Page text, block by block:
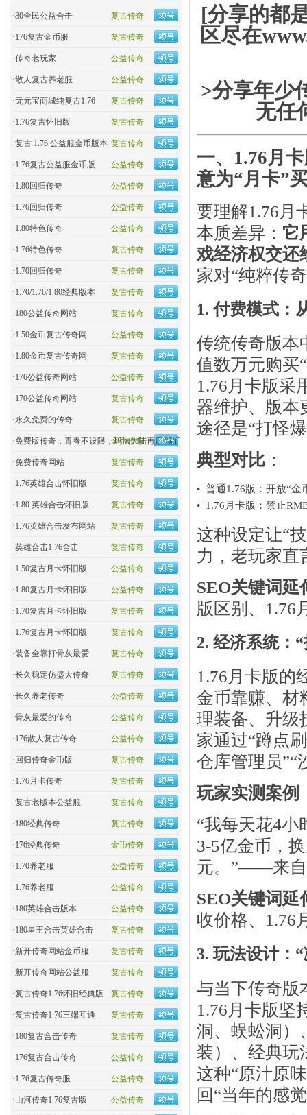
复古传奇
·80全民公益合击
复古传奇
·176复古金币服
公益传奇
·传奇老玩家
公益传奇
·散人复古养老服
复古传奇
·无元宝商城纯复古1.76
复古传奇
·1.76复古怀旧版
复古传奇
·复古 1.76 公益服金币版本
公益传奇
·1.76复古公益服金币版
公益传奇
·1.80回归传奇
公益传奇
·1.76回归传奇
公益传奇
·1.80特色传奇
复古传奇
·1.76特色传奇
复古传奇
·1.70回归传奇
复古传奇
·1.70/1.76/1.80经典版本
复古传奇
·180公益传奇网站
公益传奇
·1.50金币复古传奇网
复古传奇
·1.80金币复古传奇网
公益传奇
·176公益传奇网站
复古传奇
·170公益传奇网站
复古传奇
·永久免费的传奇
金币传奇
·免费版传奇：青春不设限，玛法大陆再启“零门槛”热血
复古传奇
·免费传奇网站
复古传奇
·1.76英雄合击怀旧版
复古传奇
·1.80 英雄合击怀旧版
复古传奇
·1.76英雄合击发布网站
复古传奇
·英雄合击1.76合击
公益传奇
·1.50复古月卡怀旧版
公益传奇
·1.80复古月卡怀旧版
复古传奇
·1.70复古月卡怀旧版
复古传奇
·1.76复古月卡怀旧版
复古传奇
·装备全靠打骨灰最爱
复古传奇
·长久稳定仿盛大传奇
公益传奇
·长久养老传奇
公益传奇
·骨灰最爱的传奇
公益传奇
·176散人复古传奇
复古传奇
· 回归传奇金币版
复古传奇
·1.76月卡传奇
复古传奇
·复古老版本公益服
复古传奇
·180经典传奇
金币传奇
·176经典传奇
公益传奇
·1.70养老服
公益传奇
·1.76养老服
公益传奇
·180英雄合击版本
复古传奇
·180星王合击英雄合击
复古传奇
·新开传奇网站金币服
复古传奇
·新开传奇网站公益服
复古传奇
·复古传奇1.76怀旧经典版
复古传奇
·复古传奇1.76三端互通
复古传奇
·180复古合击传奇
公益传奇
·176复古合击传奇
公益传奇
·1.76复古传奇服
公益传奇
·山河传奇1.76复古版
[分享的都
区尽在
>分享年少
无任
一、1.76月
意为“月卡”
要理解1.76月
本质差异：​ 它
戏经济权交还
家对“纯粹传
1. 付费模式：
传统传奇版
值数万元购买
1.76月卡版采
器维护、版本
途径是“打怪
典型对比 ​：
• 普通1.76版：开放“金
• 1.76月卡版：禁止
这种设定让“
力，老玩家直
SEO关键词延
版区别、1.76
2. 经济系统：
1.76月卡版
金币靠赚、材
理装备、升级
家通过“蹲点
仓库管理员”“
玩家实测案例
“我每天花4
3-5亿金币，
元。”——来自
SEO关键词延
收价格、1.76
3. 玩法设计：
与当下传奇版
1.76月卡版坚
洞、蜈蚣洞）
装）、经典玩
这种“原汁原
回“当年的感